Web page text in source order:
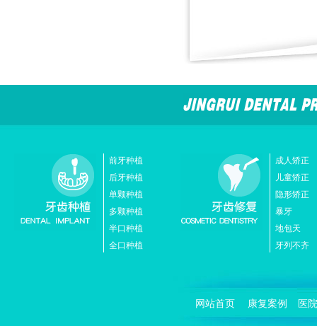
前牙种植
后牙种植
单颗种植
多颗种植
半口种植
全口种植
成人矫正
儿童矫正
隐形矫正
暴牙
地包天
牙列不齐
网站首页 康复案例 医